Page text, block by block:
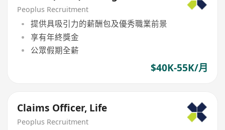
Peoplus Recruitment
提供具吸引力的薪酬包及優秀職業前景
享有年終獎金
公眾假期全薪
$40K-55K/月
Claims Officer, Life
Peoplus Recruitment